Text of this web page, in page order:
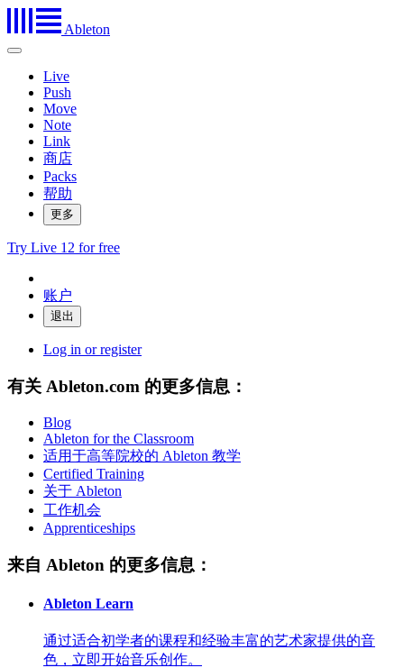
Ableton
Live
Push
Move
Note
Link
商店
Packs
帮助
更多
Try Live 12 for free
账户
Log in or register
有关 Ableton.com 的更多信息：
Blog
Ableton for the Classroom
适用于高等院校的 Ableton 教学
Certified Training
关于 Ableton
工作机会
Apprenticeships
来自 Ableton 的更多信息：
Ableton Learn
通过适合初学者的课程和经验丰富的艺术家提供的音
色，立即开始音乐创作。